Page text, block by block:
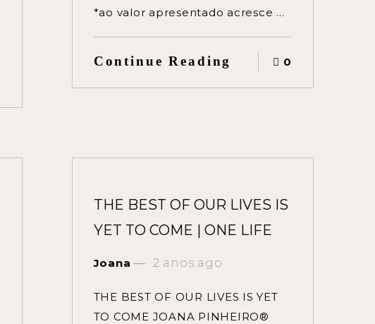
*ao valor apresentado acresce …
Continue Reading 0
THE BEST OF OUR LIVES IS
YET TO COME | ONE LIFE
Joana 2 anos ago
THE BEST OF OUR LIVES IS YET
TO COME JOANA PINHEIRO®